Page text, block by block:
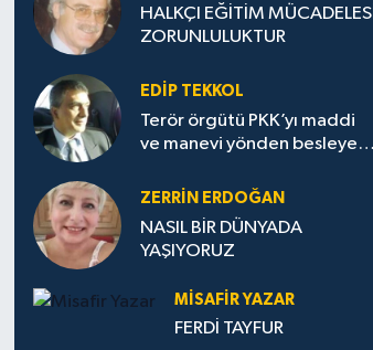
HALKÇI EĞİTİM MÜCADELESİ
ZORUNLULUKTUR
EDIP TEKKOL
Terör örgütü PKK’yı maddi
ve manevi yönden besleyen
ZERRIN ERDOĞAN
NASIL BİR DÜNYADA
YAŞIYORUZ
MISAFIR YAZAR
FERDİ TAYFUR